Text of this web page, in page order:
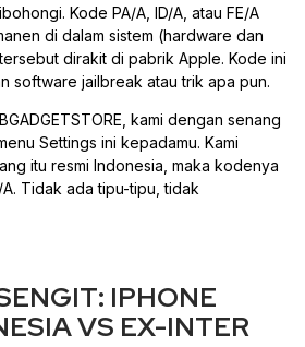
Kode PA/A, ID/A, atau FE/A
di dalam sistem (hardware dan
dirakit di pabrik Apple. Kode ini
software jailbreak atau trik apa pun.
kami dengan senang
Settings ini kepadamu. Kami
itu resmi Indonesia, maka kodenya
A. Tidak ada tipu-tipu, tidak
IPHONE
VS EX-INTER